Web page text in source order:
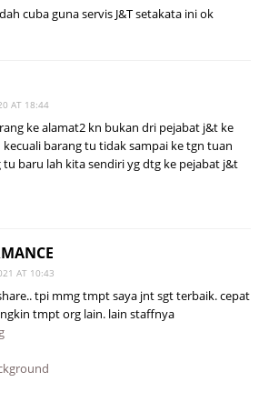
cuba guna servis J&T setakata ini ok
AT 18:44
ke alamat2 kn bukan dri pejabat j&t ke
barang tu tidak sampai ke tgn tuan
tu baru lah kita sendiri yg dtg ke pejabat j&t
AT 10:43
tpi mmg tmpt saya jnt sgt terbaik. cepat
tmpt org lain. lain staffnya